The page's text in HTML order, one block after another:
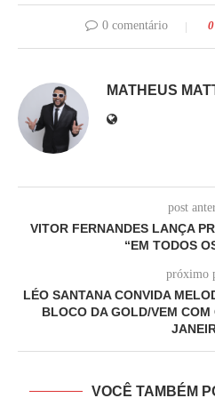
0 comentário 0
MATHEUS
post
VITOR FERNANDES LANÇA
“EM TODOS
próximo
LÉO SANTANA CONVIDA
BLOCO DA GOLD/VEM
VOCÊ TAMBÉM